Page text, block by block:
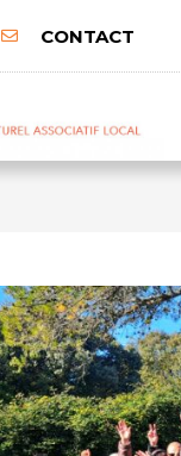
CONTACT